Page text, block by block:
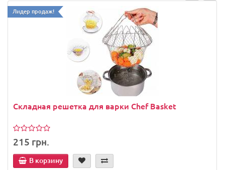
Лидер продаж!
Складная решетка для варки Chef Basket
215 грн.
В корзину